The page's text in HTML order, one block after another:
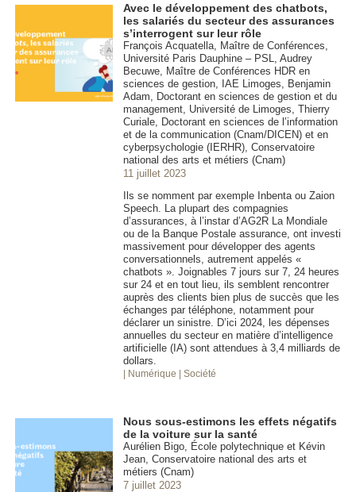
Avec le développement des chatbots,
les salariés du secteur des assurances
s’interrogent sur leur rôle
François Acquatella, Maître de Conférences,
Université Paris Dauphine – PSL, Audrey
Becuwe, Maître de Conférences HDR en
sciences de gestion, IAE Limoges, Benjamin
Adam, Doctorant en sciences de gestion et du
management, Université de Limoges, Thierry
Curiale, Doctorant en sciences de l’information
et de la communication (Cnam/DICEN) et en
cyberpsychologie (IERHR), Conservatoire
national des arts et métiers (Cnam)
11 juillet 2023
Ils se nomment par exemple Inbenta ou Zaion
Speech. La plupart des compagnies
d’assurances, à l’instar d’AG2R La Mondiale
ou de la Banque Postale assurance, ont investi
massivement pour développer des agents
conversationnels, autrement appelés «
chatbots ». Joignables 7 jours sur 7, 24 heures
sur 24 et en tout lieu, ils semblent rencontrer
auprès des clients bien plus de succès que les
échanges par téléphone, notamment pour
déclarer un sinistre. D’ici 2024, les dépenses
annuelles du secteur en matière d’intelligence
artificielle (IA) sont attendues à 3,4 milliards de
dollars.
| Numérique | Société
Nous sous-estimons les effets négatifs
de la voiture sur la santé
Aurélien Bigo, École polytechnique et Kévin
Jean, Conservatoire national des arts et
métiers (Cnam)
7 juillet 2023